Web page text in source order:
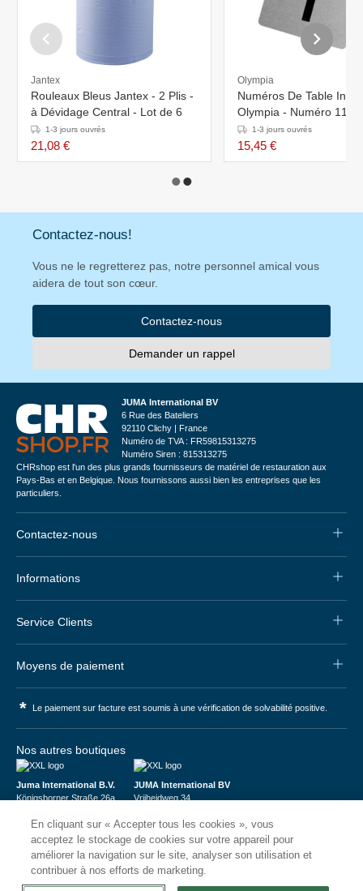
Jantex
Rouleaux Bleus Jantex - 2 Plis -
à Dévidage Central - Lot de 6
1-3 jours ouvrés
21,08 €
Olympia
Numéros De Table Inox
Olympia - Numéro 11-
1-3 jours ouvrés
15,45 €
Contactez-nous!
Vous ne le regretterez pas, notre personnel amical vous
aidera de tout son cœur.
Contactez-nous
Demander un rappel
JUMA International BV
6 Rue des Bateliers
92110 Clichy | France
Numéro de TVA : FR59815313275
Numéro Siren : 815313275
CHRshop est l'un des plus grands fournisseurs de matériel de restauration aux
Pays-Bas et en Belgique. Nous fournissons aussi bien les entreprises que les
particuliers.
Contactez-nous
Informations
Service Clients
Moyens de paiement
* Le paiement sur facture est soumis à une vérification de solvabilité positive.
Nos autres boutiques
Juma International B.V.
Königsborner Straße 26a
USt-ID: DE321159873
Handelsregister: 58573909
JUMA International BV
Vrijheidweg 34
BTW: NL853095048B01
K.V.K.: 58573909
En cliquant sur « Accepter tous les cookies », vous
acceptez le stockage de cookies sur votre appareil pour
améliorer la navigation sur le site, analyser son utilisation et
contribuer à nos efforts de marketing.